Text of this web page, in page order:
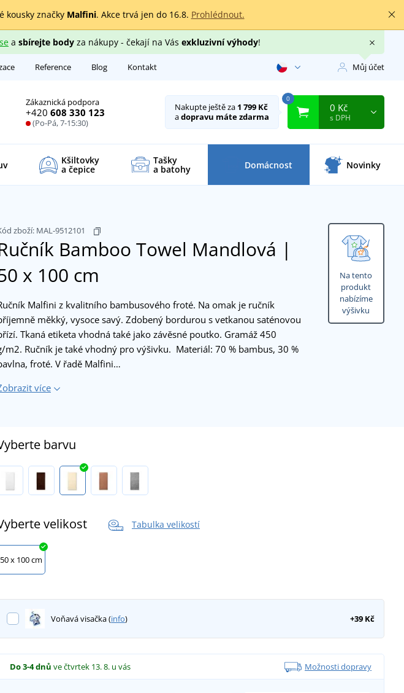
kousky značky Malfini. Akce trvá jen do 16.8. Prohlédnout.
a sbírejte bodyza nákupy - čekají na Vás exkluzivní výhody!
Reference Blog Kontakt Můj účet
Zákaznická podpora
+420 608 330 123
(Po-Pá, 7-15:30)
Nakupte ještě za 1 799 Kč
adopravu máte zdarma
0
0 Kč
s DPH
Kšiltovky
a čepice
Tašky
a batohy Domácnost Novinky
Na tento
produkt
nabízíme
výšivku
zboží: MAL-9512101
Bamboo Towel Mandlová |
x 100 cm
Malfini z kvalitního bambusového froté. Na omak je ručník
měkký, vysoce savý. Zdobený bordurou s vetkanou saténovou
Tkaná etiketa vhodná také jako závěsné poutko. Gramáž 450
m2. Ručník je také vhodný pro výšivku. Materiál: 70 % bambus, 30 %
froté. V řadě Malfini…
více
barvu
velikost Tabulka velikostí
50 x 100 cm
Voňavá visačka (info) +39 Kč
Do 3-4 dnů ve čtvrtek 13. 8. u vás Možnosti dopravy